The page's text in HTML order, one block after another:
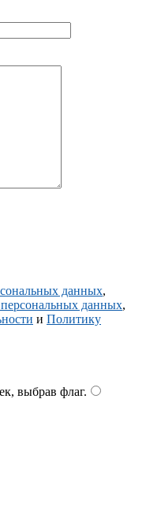
данных,
данных,
и Политику
выбрав флаг.